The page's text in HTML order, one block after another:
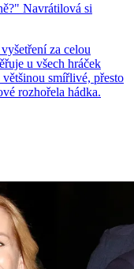
Navrátilová si
za celou
u všech hráček
smířlivé, přesto
rozhořela hádka.